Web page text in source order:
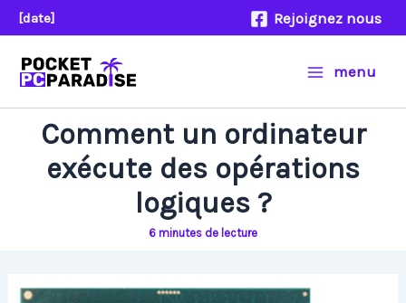
Aller
au
contenu
[date] Rejoignez nous
menu
Comment un ordinateur
exécute des opérations
logiques ?
6 minutes de lecture